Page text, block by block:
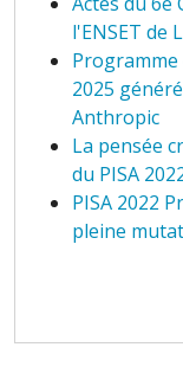
l'ENSET de
2025
Anthropic
La pensée
du PISA
PISA 2022
pleine